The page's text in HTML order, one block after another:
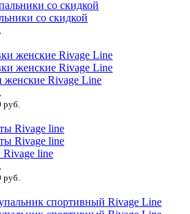
со скидкой
женские Rivage Line
line